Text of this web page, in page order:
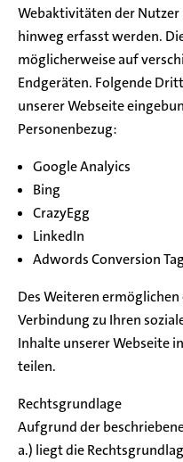
Webaktivitäten der
hinweg erfasst werden.
möglicherweise auf
Endgeräten. Folgende
unserer Webseite
Personenbezug:
Google Analyics
Bing
CrazyEgg
LinkedIn
Adwords Conversion Tag
Des Weiteren
Verbindung zu Ihren
Inhalte unserer Webseite
teilen.
Rechtsgrundlage
Aufgrund der
a.) liegt die